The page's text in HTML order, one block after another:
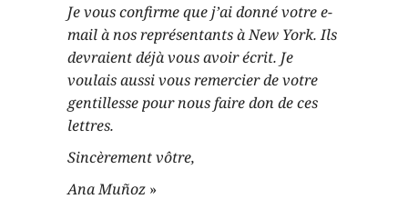
Je vous confirme que j’ai donné votre e-
mail à nos représentants à New York. Ils
devraient déjà vous avoir écrit. Je
voulais aussi vous remercier de votre
gentillesse pour nous faire don de ces
lettres.
Sincèrement vôtre,
Ana Muñoz »